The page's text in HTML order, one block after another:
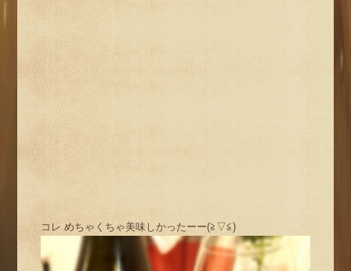
コレ めちゃくちゃ美味しかったーー(≧▽≦)